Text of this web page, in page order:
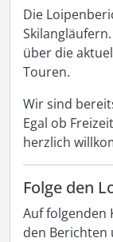
Die
über die
Touren.
Wir sind
Egal ob
herzlich
Folge den
Auf folgenden
den Berichten